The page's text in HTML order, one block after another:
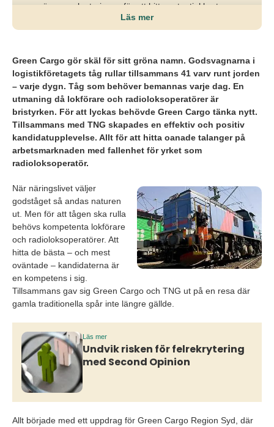
öppna rekryteringen för att hitta potential bortom
hade potential och fallenhet för yrket.
Med TNG som partner rekryterade Green Cargo
radioloksoperatörer på kompetens och potential
samtidigt som de stärkte kandidatupplevelsen.
Läs mer
Green Cargo gör skäl för sitt gröna namn. Godsvagnarna i
logistikföretagets tåg rullar tillsammans 41 varv runt jorden
– varje dygn. Tåg som behöver bemannas varje dag. En
utmaning då lokförare och radioloksoperatörer är
bristyrken. För att lyckas behövde Green Cargo tänka nytt.
Tillsammans med TNG skapades en effektiv och positiv
kandidatupplevelse. Allt för att hitta oanade talanger på
arbetsmarknaden med fallenhet för yrket som
radioloksoperatör.
När näringslivet väljer
godståget så andas naturen
ut. Men för att tågen ska rulla
behövs kompetenta lokförare
och radioloksoperatörer. Att
hitta de bästa – och mest
oväntade – kandidaterna är
en kompetens i sig.
Tillsammans gav sig Green Cargo och TNG ut på en resa där
gamla traditionella spår inte längre gällde.
Läs mer
Undvik risken för felrekrytering
med Second Opinion
Allt började med ett uppdrag för Green Cargo Region Syd, där